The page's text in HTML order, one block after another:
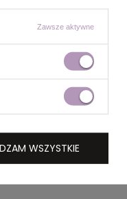
Zawsze aktywne
WSZYSTKIE